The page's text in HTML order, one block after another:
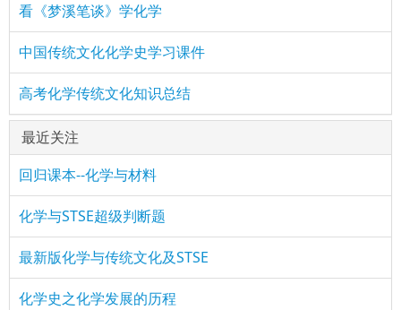
看《梦溪笔谈》学化学
中国传统文化化学史学习课件
高考化学传统文化知识总结
最近关注
回归课本--化学与材料
化学与STSE超级判断题
最新版化学与传统文化及STSE
化学史之化学发展的历程